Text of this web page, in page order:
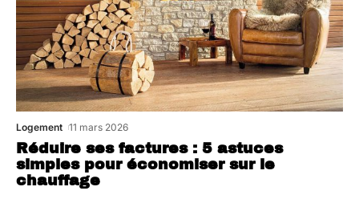
Réduire ses factures : 5 astuces
simples pour économiser sur le
chauffage
Logement 11 mars 2026